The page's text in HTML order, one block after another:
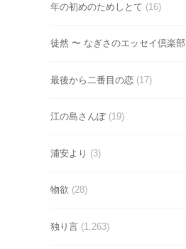
年の初めのためしとて (16)
徒然 〜 なぎさのエッセイ倶楽部
最後から二番目の恋 (17)
江の島さんぽ(19)
浦安より (3)
物欲 (28)
独り言 (1,263)